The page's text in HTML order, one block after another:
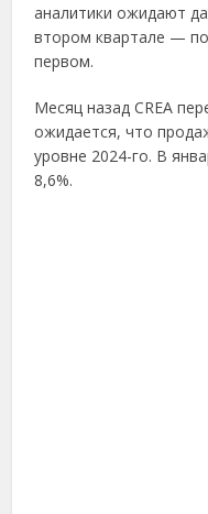
аналитики ожидают
втором квартале —
первом.
Месяц назад CREA
ожидается, что
уровне 2024-го. В
8,6%.